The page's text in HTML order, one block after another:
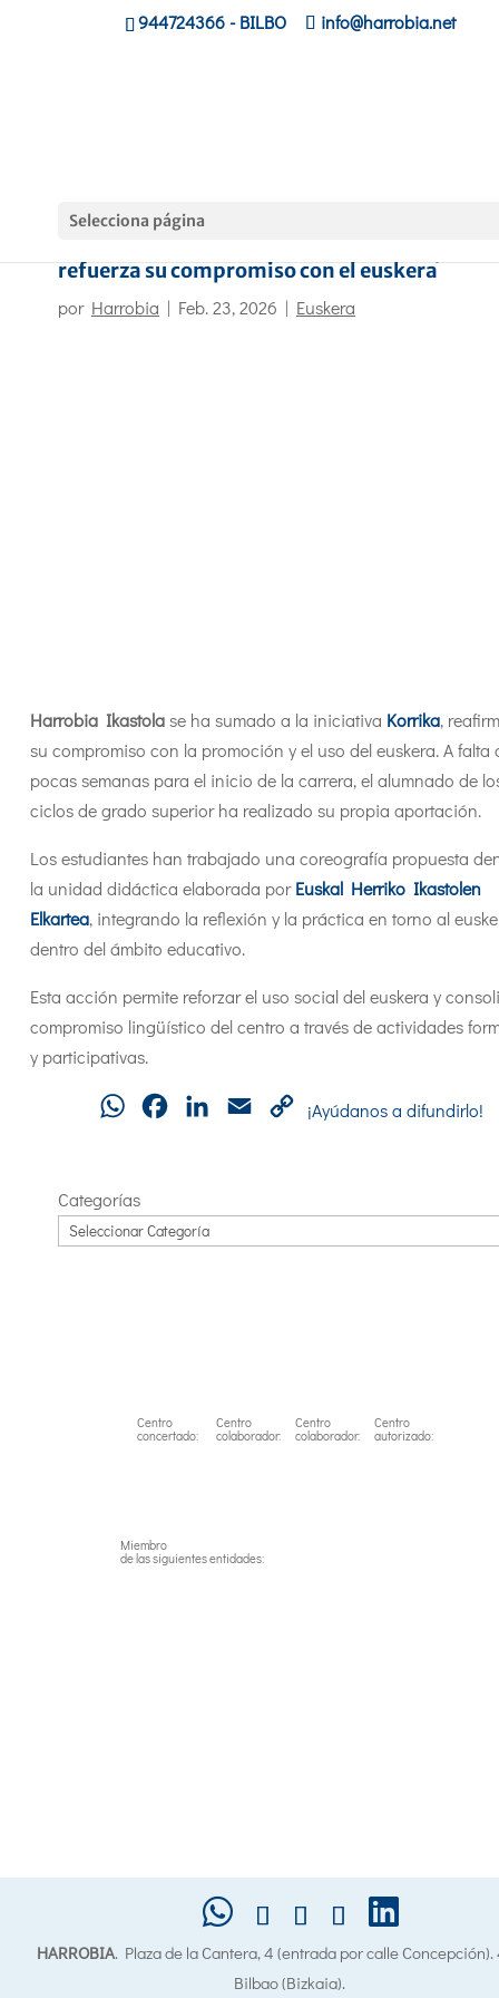
944724366- BILBO info@harrobia.net
Selecciona página
refuerza su compromiso con el euskera
por Harrobia | Feb. 23, 2026 | Euskera
Harrobia Ikastolase ha sumado a la iniciativa Korrika,
su compromiso con la promoción y el uso del euskera. A falta
pocas semanas para el inicio de la carrera, el alumnado de
ciclos de grado superior ha realizado su propia aportación.
Los estudiantes han trabajado una coreografía propuesta
la unidad didáctica elaborada porEuskal Herriko Ikastolen
Elkartea, integrando la reflexión y la práctica en torno al
dentro del ámbito educativo.
Esta acción permite reforzar el uso social del euskera y
compromiso lingüístico del centro a través de actividades
y participativas.
WhatsAppFacebookLinkedInEmail
Copy
¡Ayúdanos a difundirlo!
Categorías
Centro
concertado:
Centro
colaborador:
Centro
colaborador:
Centro
autorizado:
Miembro
de las siguientes entidades:
HARROBIA. Plaza de la Cantera, 4 (entrada por calle
Bilbao (Bizkaia).